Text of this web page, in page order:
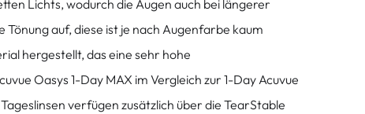
Lichts, wodurch die Augen auch bei längerer
auf, diese ist je nach Augenfarbe kaum
hergestellt, das eine sehr hohe
Oasys 1-Day MAX im Vergleich zur 1-Day Acuvue
verfügen zusätzlich über die TearStable